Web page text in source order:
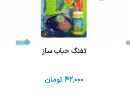
تفنگ حباب ساز
42٬000 تومان